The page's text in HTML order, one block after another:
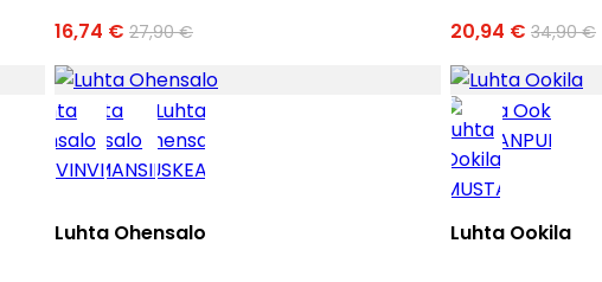
16,74 € 27,90 € 20,94 € 34,90 €
Luhta Ohensalo Luhta Ookila